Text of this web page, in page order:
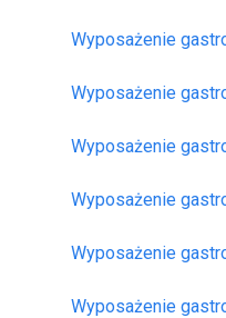
Wyposażenie
Wyposażenie
Wyposażenie
Wyposażenie
Wyposażenie
Wyposażenie